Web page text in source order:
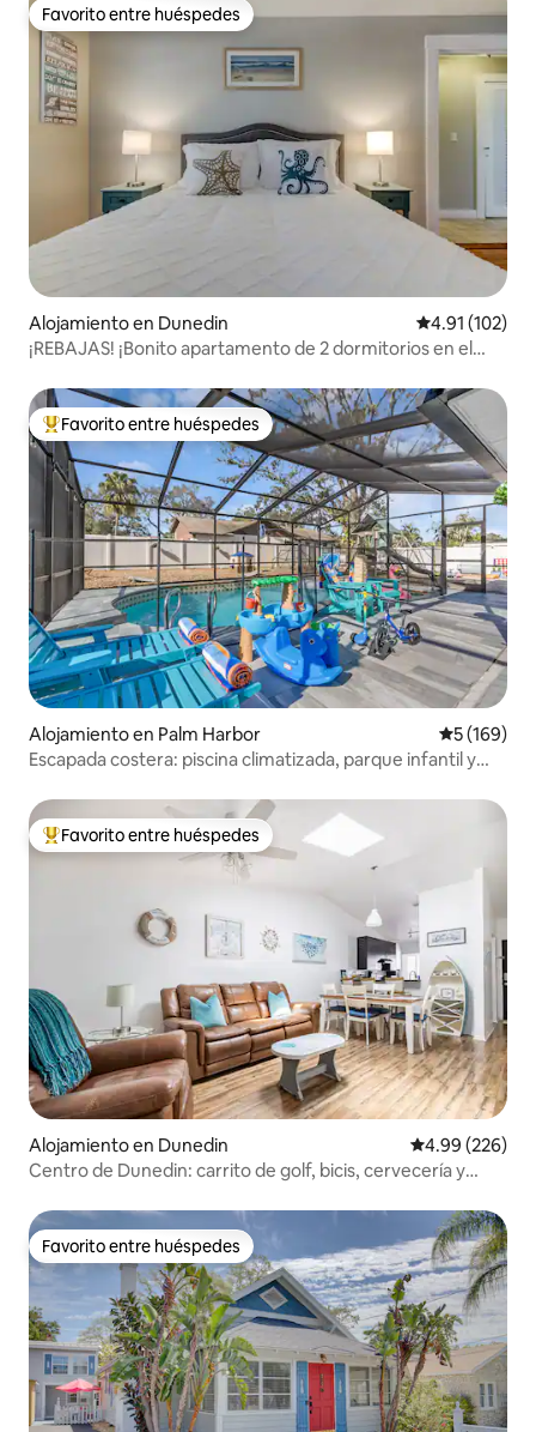
Favorito entre huéspedes
Favorito entre huéspedes
Alojamiento en Dunedin Calificación
4.91 (102)
¡REBAJAS! ¡Bonito apartamento de 2 dormitorios en el
Favorito entre huéspedes preferido
Favorito entre huéspedes
Alojamiento en Palm Harbor
5 (169)
Escapada costera: piscina climatizada, parque infantil y
Favorito entre huéspedes preferido
Favorito entre huéspedes
Alojamiento en Dunedin Calificación
4.99 (226)
Centro de Dunedin: carrito de golf, bicis, cervecería y
Favorito entre huéspedes
Favorito entre huéspedes